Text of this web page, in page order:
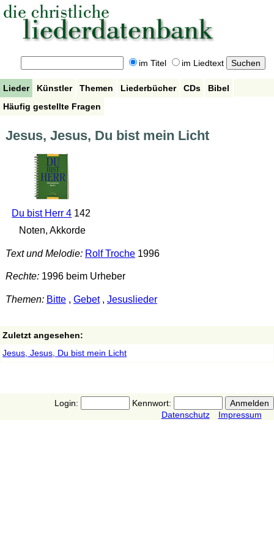
im Titel im Liedtext
Lieder Künstler Themen Liederbücher CDs
Bibel
Häufig gestellte Fragen
Jesus, Jesus, Du bist mein Licht
Du bist Herr 4 142
Noten, Akkorde
Text und Melodie: Rolf Troche1996
Rechte:1996 beim Urheber
Themen: Bitte, Gebet, Jesuslieder
Zuletzt angesehen:
Jesus, Jesus, Du bist mein Licht
Login:
Kennwort:
Datenschutz
Impressum